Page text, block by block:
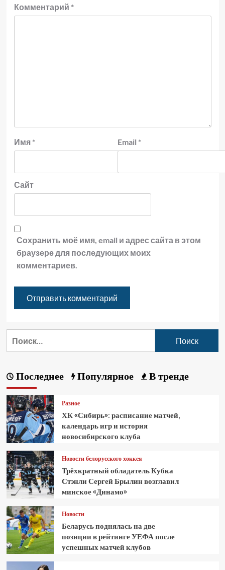
Комментарий *
Имя * Email *
Сайт
Сохранить моё имя, email и адрес сайта в этом
браузере для последующих моих
комментариев.
Последнее Популярное В тренде
Разное
ХК «Сибирь»: расписание матчей,
календарь игр и история
новосибирского клуба
Новости белорусского хоккея
Трёхкратный обладатель Кубка
Стэнли Сергей Брылин возглавил
минское «Динамо»
Новости
Беларусь поднялась на две
позиции в рейтинге УЕФА после
успешных матчей клубов